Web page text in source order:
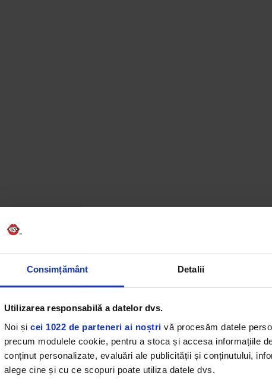
Consimțământ Detalii
Utilizarea responsabilă a datelor dvs.
Noi și cei 1022 de parteneri ai noștri vă procesăm datele
precum modulele cookie, pentru a stoca și accesa informațiile
conținut personalizate, evaluări ale publicității și conținutului,
alege cine și cu ce scopuri poate utiliza datele dvs.
„Ei bine, este un tată absolut minunat.
Max și Emme, dar și pentru cei trei